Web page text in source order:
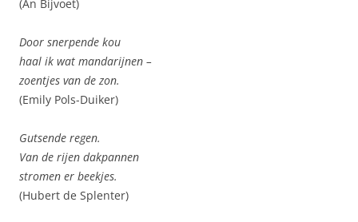
(An Bijvoet)
Door snerpende kou
haal ik wat mandarijnen –
zoentjes van de zon.
(Emily Pols-Duiker)
Gutsende regen.
Van de rijen dakpannen
stromen er beekjes.
(Hubert de Splenter)